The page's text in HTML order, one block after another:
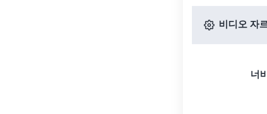
비디오 자
너